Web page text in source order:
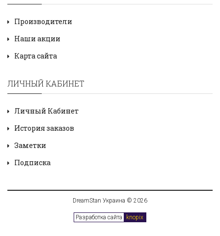
Производители
Наши акции
Карта сайта
ЛИЧНЫЙ КАБИНЕТ
Личный Кабинет
История заказов
Заметки
Подписка
DreamStan Украина © 2026
Разработка сайта knopix